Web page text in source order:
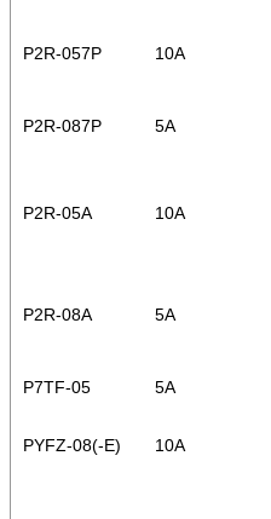
P2R-057P 10A
P2R-087P 5A
P2R-05A 10A
P2R-08A 5A
P7TF-05
5A
PYFZ-08(-E) 10A